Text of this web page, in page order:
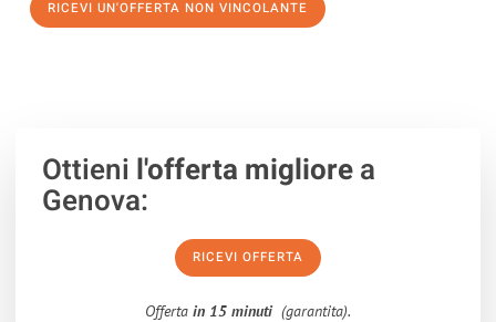
RICEVI UN'OFFERTA NON VINCOLANTE
Ottieni l'offerta migliorea
Genova:
RICEVI OFFERTA
Offerta in 15 minuti (garantita).